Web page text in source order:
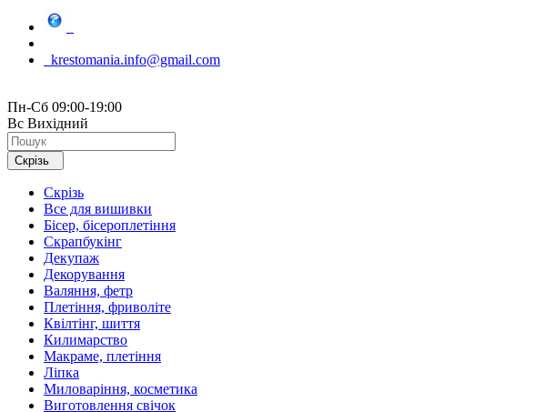
krestomania.info@gmail.com
Пн-Сб 09:00-19:00
Вс Вихідний
Скрізь
Скрізь
Все для вишивки
Бісер, бісероплетіння
Скрапбукінг
Декупаж
Декорування
Валяння, фетр
Плетіння, фриволіте
Квілтінг, шиття
Килимарство
Макраме, плетіння
Ліпка
Миловаріння, косметика
Виготовлення свічок